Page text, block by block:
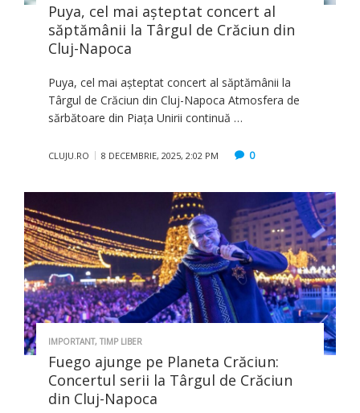
Puya, cel mai așteptat concert al
săptămânii la Târgul de Crăciun din
Cluj-Napoca
Puya, cel mai așteptat concert al săptămânii la
Târgul de Crăciun din Cluj-Napoca Atmosfera de
sărbătoare din Piața Unirii continuă …
CLUJU.RO 8 DECEMBRIE, 2025, 2:02 PM 0
IMPORTANT, TIMP LIBER
Fuego ajunge pe Planeta Crăciun:
Concertul serii la Târgul de Crăciun
din Cluj-Napoca